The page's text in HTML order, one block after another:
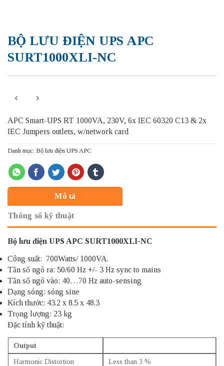
BỘ LƯU ĐIỆN UPS APC
SURT1000XLI-NC
APC Smart-UPS RT 1000VA, 230V, 6x IEC 60320 C13 & 2x
IEC Jumpers outlets, w/network card
Danh mục: Bộ lưu điện UPS APC
Mô tả
Thông số kỹ thuật
Bộ lưu điện UPS APC SURT1000XLI-NC
Công suất: 700Watts/ 1000VA.
Tần số ngõ ra: 50/60 Hz +/- 3 Hz sync to mains
Tần số ngõ vào: 40…70 Hz auto-sensing
Dạng sóng: sóng sine
Kích thước: 43.2 x 8.5 x 48.3
Trọng lượng: 23 kg
Đặc tính kỹ thuật:
Output
Harmonic Distortion
Less than 3 %